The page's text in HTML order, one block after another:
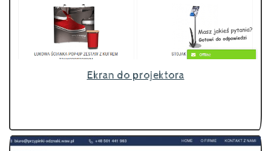
Ekran do projektora